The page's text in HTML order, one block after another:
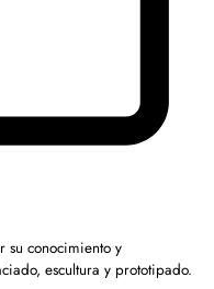
su conocimiento y
escultura y prototipado.